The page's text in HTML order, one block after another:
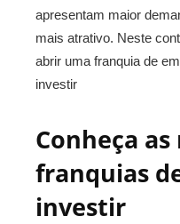
apresentam maior
mais atrativo. Neste
abrir uma franquia de
investir
Conheça
franquias
investir